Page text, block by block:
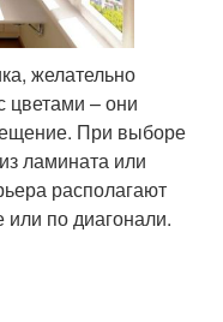
желательно
цветами – они
При выборе
ламината или
располагают
или по диагонали.